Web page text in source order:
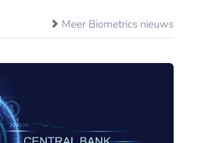
Meer Biometrics nieuws